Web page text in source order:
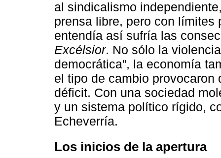
al sindicalismo
prensa libre, pero con límites
entendía así sufría las
Excélsior. No sólo la
democrática”, la economía
el tipo de cambio
déficit. Con una sociedad
y un sistema político rígido,
Echeverría.
Los inicios de la apertura